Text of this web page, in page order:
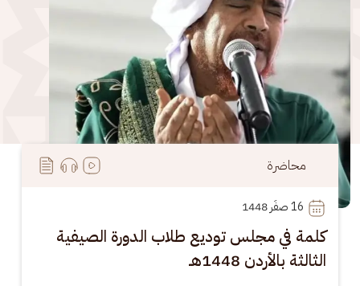
محاضرة
16
كلمة في مجلس توديع طلاب الدورة الصيفية
الثالثة بالأردن 1448هـ